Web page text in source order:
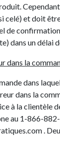
celé) et doit
de
dans un délai
dans la
dans
dans la
à la clientèle
au 1-866-
.